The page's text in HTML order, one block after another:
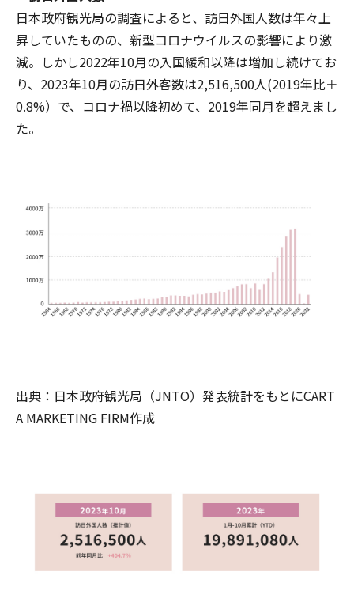
日本政府観光局の調査によると、訪日外国人数は年々上
昇していたものの、新型コロナウイルスの影響により激
減。しかし2022年10月の入国緩和以降は増加し続けてお
り、2023年10月の訪日外客数は2,516,500人(2019年比＋
0.8%）で、コロナ禍以降初めて、2019年同月を超えまし
た。
出典：日本政府観光局（JNTO）発表統計をもとにCART
A MARKETING FIRM作成